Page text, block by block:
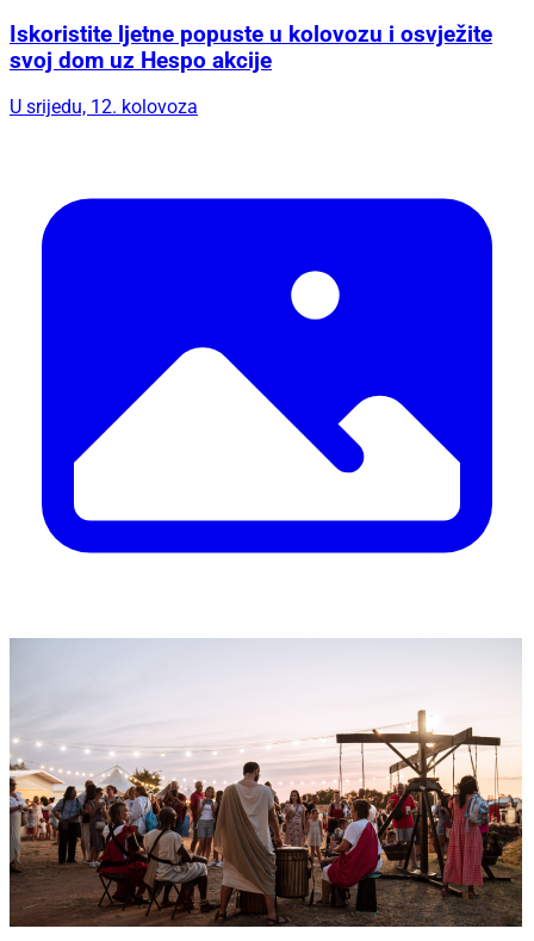
Iskoristite ljetne popuste u kolovozu i osvježite
svoj dom uz Hespo akcije
U srijedu, 12. kolovoza